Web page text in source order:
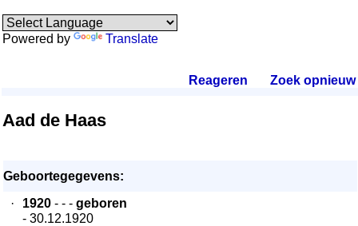
Powered by Translate
Reageren Zoek opnieuw.
Aad de Haas
Geboortegegevens:
·
1920 - - - geboren
- 30.12.1920